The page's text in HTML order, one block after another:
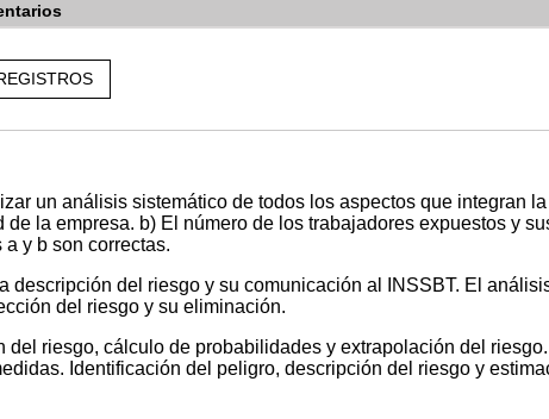
un análisis sistemático de todos los aspectos que integran la
la empresa. b) El número de los trabajadores expuestos y
y b son correctas.
del riesgo y su comunicación al INSSBT. El
del riesgo y su eliminación.
riesgo, cálculo de probabilidades y extrapolación del riesgo.
Identificación del peligro, descripción del riesgo y